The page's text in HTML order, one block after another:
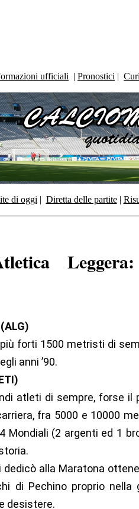
ufficiali | Pronostici |
di oggi | Diretta delle partite|
forti 1500 metristi di
anni ’90.
atleti di sempre, forse
fra 5000 e 10000
Mondiali (2 argenti ed 1
dedicò alla Maratona
di Pechino proprio
desistere.